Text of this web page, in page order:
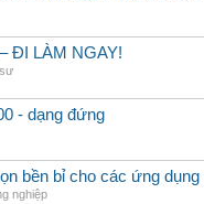
ĐI LÀM NGAY!
- dạng đứng
bền bỉ cho các ứng
nghiệp